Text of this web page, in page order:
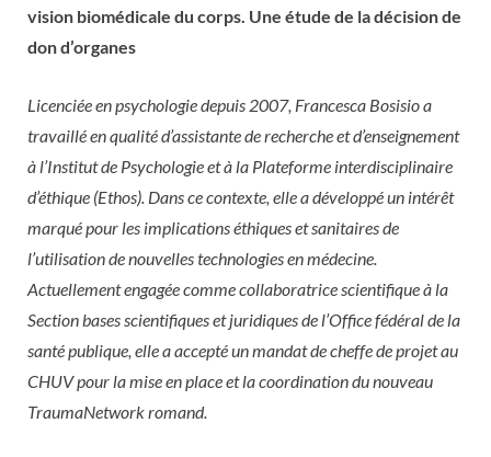
vision biomédicale du corps. Une étude de la décision de
don d’organes
Licenciée en psychologie depuis 2007, Francesca Bosisio a
travaillé en qualité d’assistante de recherche et d’enseignement
à l’Institut de Psychologie et à la Plateforme interdisciplinaire
d’éthique (Ethos). Dans ce contexte, elle a développé un intérêt
marqué pour les implications éthiques et sanitaires de
l’utilisation de nouvelles technologies en médecine.
Actuellement engagée comme collaboratrice scientifique à la
Section bases scientifiques et juridiques de l’Office fédéral de la
santé publique, elle a accepté un mandat de cheffe de projet au
CHUV pour la mise en place et la coordination du nouveau
TraumaNetwork romand.